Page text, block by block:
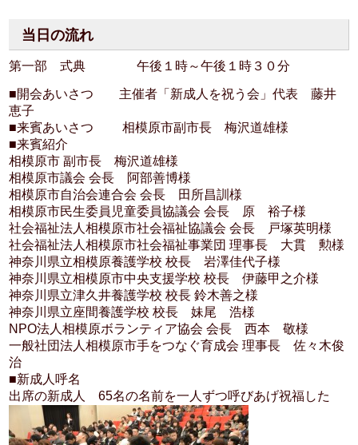
当日の流れ
第一部 式典 午後１時～午後１時３０分
■開会あいさつ 主催者「新成人を祝う会」代表 藤井
恵子
■来賓あいさつ 相模原市副市長 梅沢道雄様
■来賓紹介
相模原市 副市長 梅沢道雄様
相模原市議会 会長 阿部善博様
相模原市自治会連合会 会長 田所昌訓様
相模原市民生委員児童委員協議会 会長 原 裕子様
社会福祉法人相模原市社会福祉協議会 会長 戸塚英明様
社会福祉法人相模原市社会福祉事業団 理事長 大貫 勲様
神奈川県立相模原養護学校 校長 岩澤佳代子様
神奈川県立相模原市中央支援学校 校長 伊藤甲之介様
神奈川県立津久井養護学校 校長 鈴木善之様
神奈川県立座間養護学校 校長 妹尾 浩様
NPO法人相模原ボランティア協会 会長 西本 敬様
一般社団法人相模原市手をつなぐ育成会 理事長 佐々木俊
治
■新成人呼名
出席の新成人 65名の名前を一人ずつ呼びあげ祝福した